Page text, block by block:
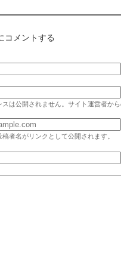
コメントする
スは公開されません。サイト運営者か
稿者名がリンクとして公開されます。